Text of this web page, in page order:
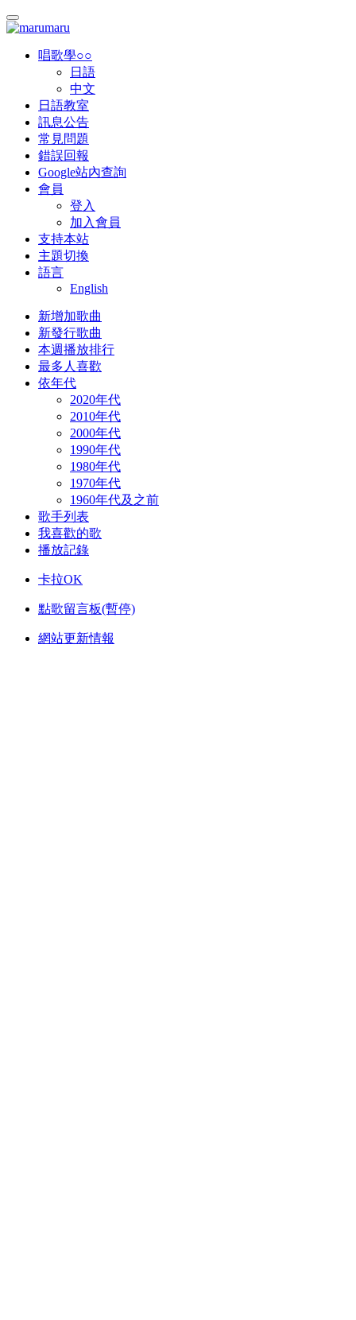
唱歌學○○
日語
中文
日語教室
訊息公告
常見問題
錯誤回報
Google站內查詢
會員
登入
加入會員
支持本站
主題切換
語言
English
新增加歌曲
新發行歌曲
本週播放排行
最多人喜歡
依年代
2020年代
2010年代
2000年代
1990年代
1980年代
1970年代
1960年代及之前
歌手列表
我喜歡的歌
播放記錄
卡拉OK
點歌留言板(暫停)
網站更新情報